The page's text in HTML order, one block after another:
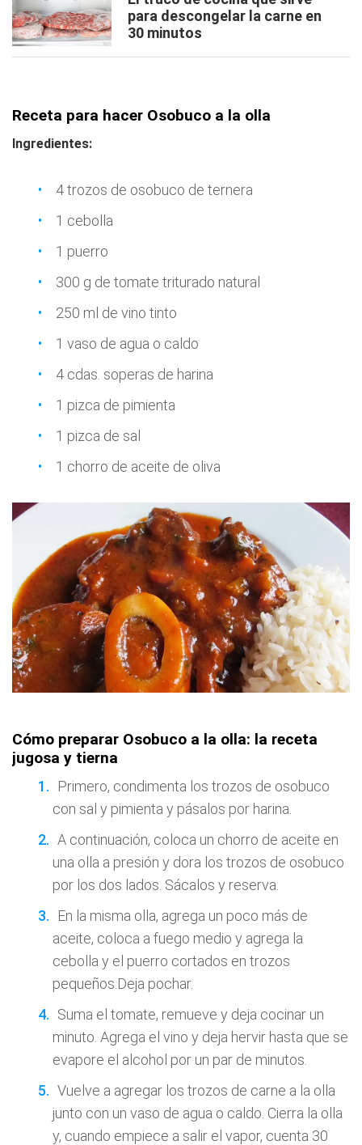
para descongelar la carne en
30 minutos
Receta para hacer Osobuco a la olla
Ingredientes:
4 trozos de osobuco de ternera
1 cebolla
1 puerro
300 g de tomate triturado natural
250 ml de vino tinto
1 vaso de agua o caldo
4 cdas. soperas de harina
1 pizca de pimienta
1 pizca de sal
1 chorro de aceite de oliva
Cómo preparar Osobuco a la olla: la receta
jugosa y tierna
Primero, condimenta los trozos de osobuco
con sal y pimienta y pásalos por harina.
A continuación, coloca un chorro de aceite en
una olla a presión y dora los trozos de osobuco
por los dos lados. Sácalos y reserva.
En la misma olla, agrega un poco más de
aceite, coloca a fuego medio y agrega la
cebolla y el puerro cortados en trozos
pequeños.Deja pochar.
Suma el tomate, remueve y deja cocinar un
minuto. Agrega el vino y deja hervir hasta que se
evapore el alcohol por un par de minutos.
Vuelve a agregar los trozos de carne a la olla
junto con un vaso de agua o caldo. Cierra la olla
y, cuando empiece a salir el vapor, cuenta 30